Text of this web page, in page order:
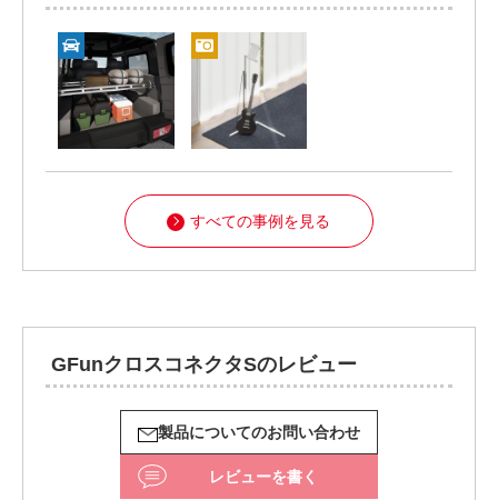
すべての事例を見る
GFunクロスコネクタSのレビュー
製品についてのお問い合わせ
レビューを書く